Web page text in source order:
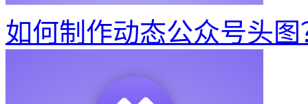
如何制作动态公众号头图